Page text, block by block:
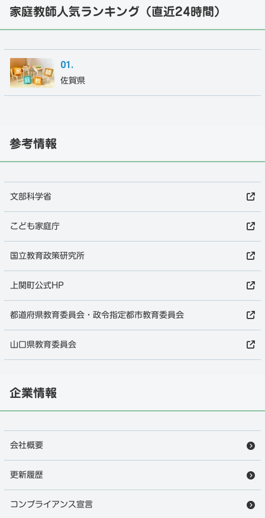
各種お申し込み・資料はこちら
家庭教師人気ランキング（直近24時間）
佐賀県
参考情報
文部科学省
こども家庭庁
国立教育政策研究所
上関町公式HP
都道府県教育委員会・政令指定都市教育委員会
山口県教育委員会
企業情報
会社概要
更新履歴
コンプライアンス宣言